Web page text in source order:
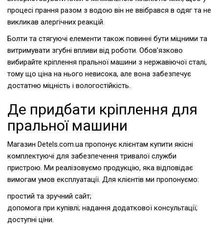
процесі прання разом з водою він не ввібрався в одяг та не
викликав алергічних реакцій.
Болти та стягуючі елементи також повинні бути міцними та
витримувати згубні впливи від роботи. Обов'язково
вибирайте кріплення пральної машини з нержавіючої сталі,
тому що ціна на нього невисока, але вона забезпечує
достатню міцність і вологостійкість.
Де придбати кріплення для
пральної машини
Магазин Detels.com.ua пропонує клієнтам купити якісні
комплектуючі для забезпечення тривалої служби
пристрою. Ми реалізовуємо продукцію, яка відповідає
вимогам умов експлуатації. Для клієнтів ми пропонуємо:
простий та зручний сайт;
допомога при купівлі; надання додаткової консультації;
доступні ціни.